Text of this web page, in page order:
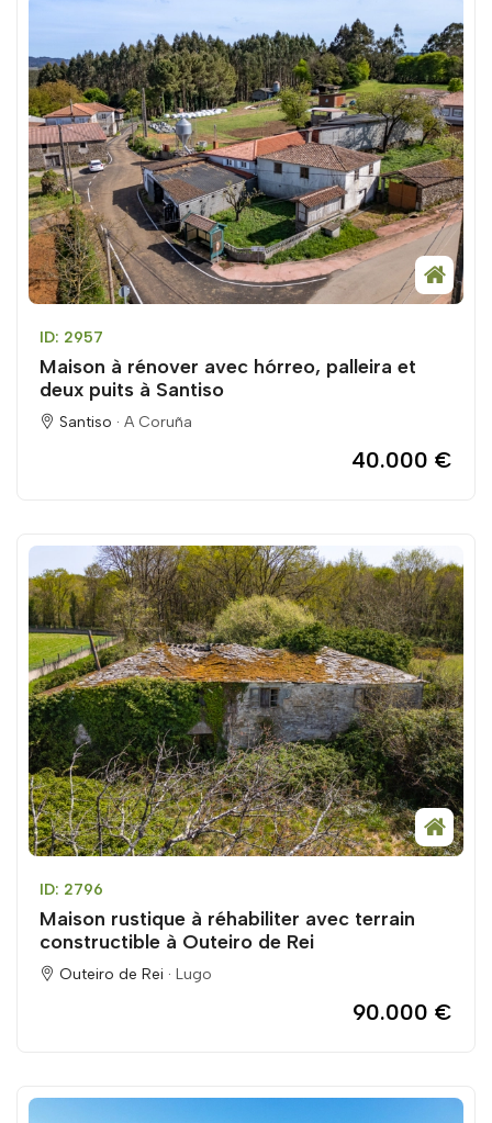
ID: 2957
Maison à rénover avec hórreo, palleira et
deux puits à Santiso
Santiso · A Coruña
40.000 €
ID: 2796
Maison rustique à réhabiliter avec terrain
constructible à Outeiro de Rei
Outeiro de Rei · Lugo
90.000 €